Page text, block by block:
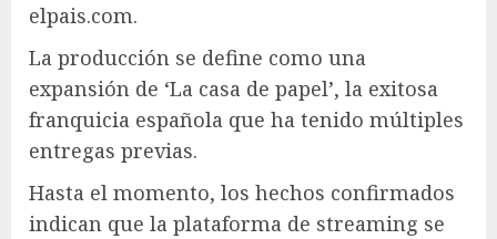
elpais.com.
La producción se define como una
expansión de ‘La casa de papel’, la exitosa
franquicia española que ha tenido múltiples
entregas previas.
Hasta el momento, los hechos confirmados
indican que la plataforma de streaming se